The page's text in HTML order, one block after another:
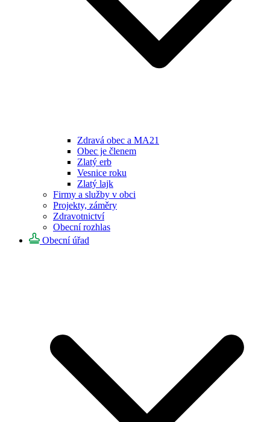
Zdravá obec a MA21
Obec je členem
Zlatý erb
Vesnice roku
Zlatý lajk
Firmy a služby v obci
Projekty, záměry
Zdravotnictví
Obecní rozhlas
Obecní úřad